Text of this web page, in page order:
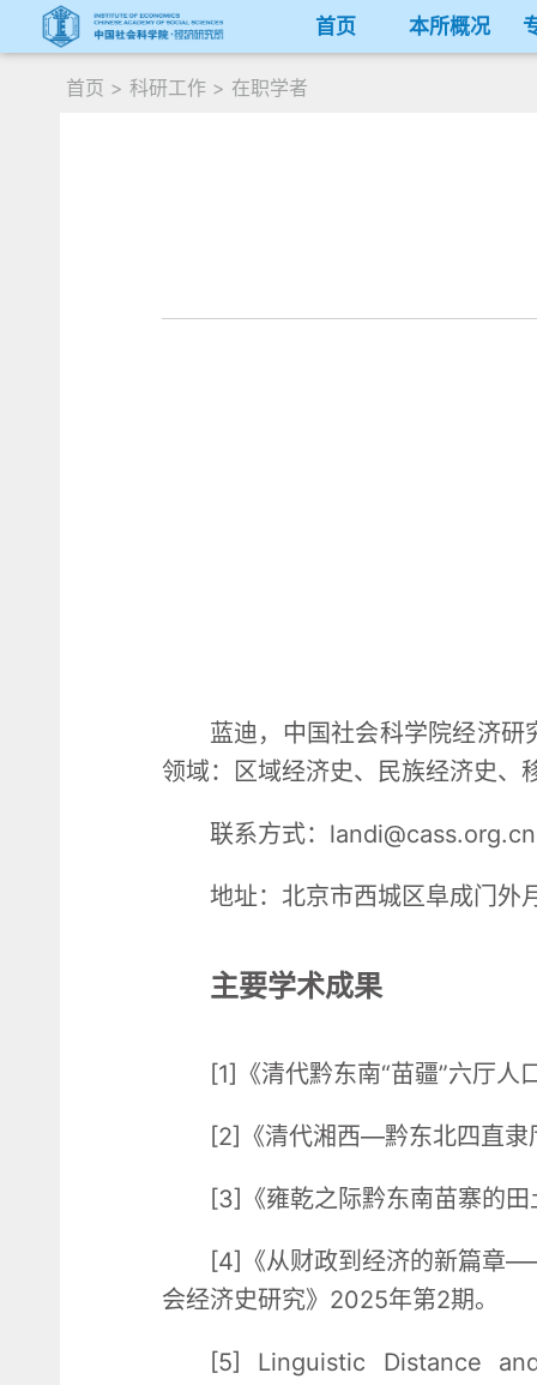
首页 本所概况
首页 > 科研工作 > 在职学者
蓝迪，中国社会科学院经济
领域：区域经济史、民族经济史、
联系方式：landi@cass.org.cn
地址：北京市西城区阜成门外
主要学术成果
[1]《清代黔东南“苗疆”六厅
[2]《清代湘西—黔东北四直隶
[3]《雍乾之际黔东南苗寨的
[4]《从财政到经济的新篇章
会经济史研究》2025年第2期。
[5] Linguistic Distance